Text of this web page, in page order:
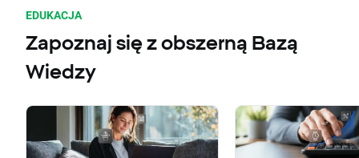
EDUKACJA
Zapoznaj się z obszerną Bazą
Wiedzy